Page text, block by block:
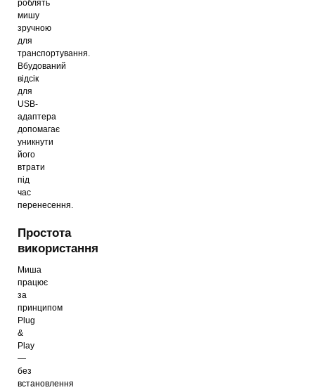
роблять
мишу
зручною
для
транспортування.
Вбудований
відсік
для
USB-
адаптера
допомагає
уникнути
його
втрати
під
час
перенесення.
Простота
використання
Миша
працює
за
принципом
Plug
&
Play
—
без
встановлення